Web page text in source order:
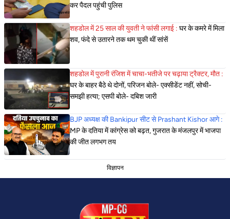
कर पैदल पहुंची पुलिस
शहडोल में 25 साल की युवती ने फांसी लगाई : घर के कमरे में मिला
शव, फंदे से उतारने तक थम चुकी थीं सांसें
शहडोल में पुरानी रंजिश में चाचा-भतीजे पर चढ़ाया ट्रैक्टर, मौत :
घर के बाहर बैठे थे दोनों, परिजन बोले- एक्सीडेंट नहीं, सोची-
समझी हत्या; एसपी बोले- दबिश जारी
BJP अध्यक्ष की Bankipur सीट से Prashant Kishor आगे :
MP के दतिया में कांग्रेस को बढ़त, गुजरात के मंजलपुर में भाजपा
की जीत लगभग तय
विज्ञापन